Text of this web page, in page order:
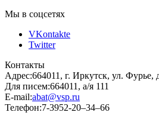
Мы в соцсетях
VKontakte
Twitter
Контакты
Адрес:664011, г. Иркутск, ул. Фурье,
Для писем:664011, а/я 111
E-mail:abat@vsp.ru
Телефон:7-3952-20–34–66